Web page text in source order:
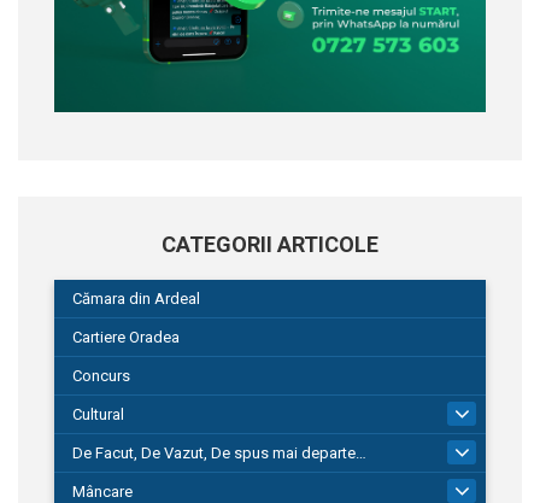
CATEGORII ARTICOLE
Cămara din Ardeal
Cartiere Oradea
Concurs
Cultural
De Facut, De Vazut, De spus mai departe…
580
Mâncare